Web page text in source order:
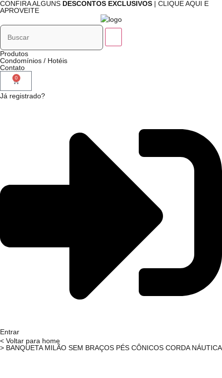
CONFIRA ALGUNS DESCONTOS EXCLUSIVOS | CLIQUE AQUI E
APROVEITE
Produtos
Condomínios / Hotéis
Contato
0
Já registrado?
Entrar
< Voltar para home
> BANQUETA MILÃO SEM BRAÇOS PÉS CÔNICOS CORDA NÁUTICA